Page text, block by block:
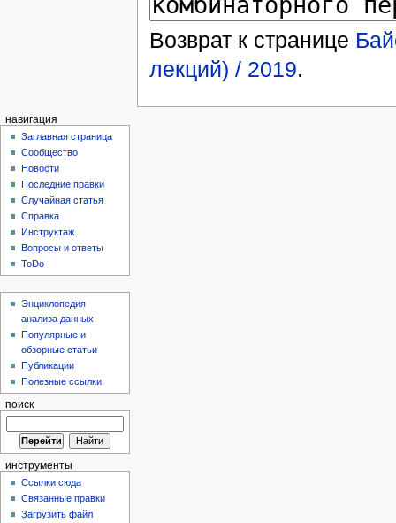
Возврат к странице
лекций) / 2019.
навигация
Заглавная страница
Сообщество
Новости
Последние правки
Случайная статья
Справка
Инструктаж
Вопросы и ответы
ToDo
Энциклопедия
анализа данных
Популярные и
обзорные статьи
Публикации
Полезные ссылки
поиск
инструменты
Ссылки сюда
Связанные правки
Загрузить файл